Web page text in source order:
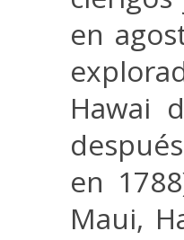
en
Hawai
en
Maui,